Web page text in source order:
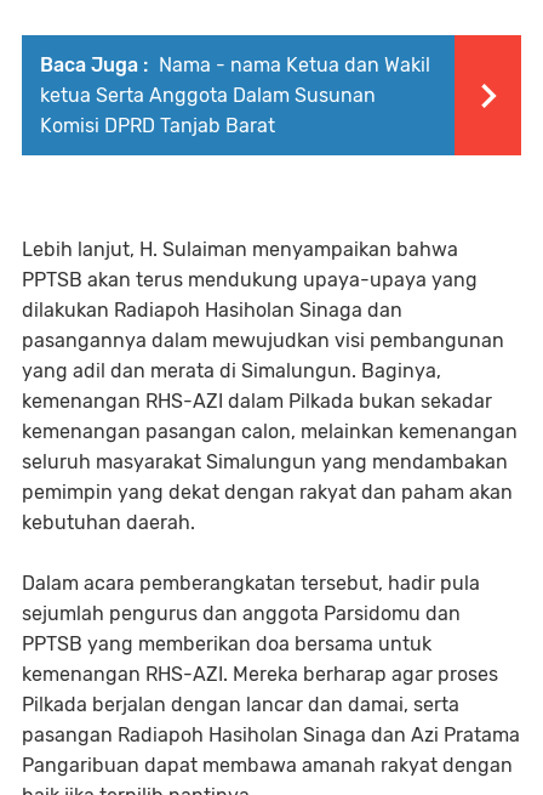
Baca Juga : Nama - nama Ketua dan Wakil
ketua Serta Anggota Dalam Susunan
Komisi DPRD Tanjab Barat
Lebih lanjut, H. Sulaiman menyampaikan bahwa
PPTSB akan terus mendukung upaya-upaya yang
dilakukan Radiapoh Hasiholan Sinaga dan
pasangannya dalam mewujudkan visi pembangunan
yang adil dan merata di Simalungun. Baginya,
kemenangan RHS-AZI dalam Pilkada bukan sekadar
kemenangan pasangan calon, melainkan kemenangan
seluruh masyarakat Simalungun yang mendambakan
pemimpin yang dekat dengan rakyat dan paham akan
kebutuhan daerah.
Dalam acara pemberangkatan tersebut, hadir pula
sejumlah pengurus dan anggota Parsidomu dan
PPTSB yang memberikan doa bersama untuk
kemenangan RHS-AZI. Mereka berharap agar proses
Pilkada berjalan dengan lancar dan damai, serta
pasangan Radiapoh Hasiholan Sinaga dan Azi Pratama
Pangaribuan dapat membawa amanah rakyat dengan